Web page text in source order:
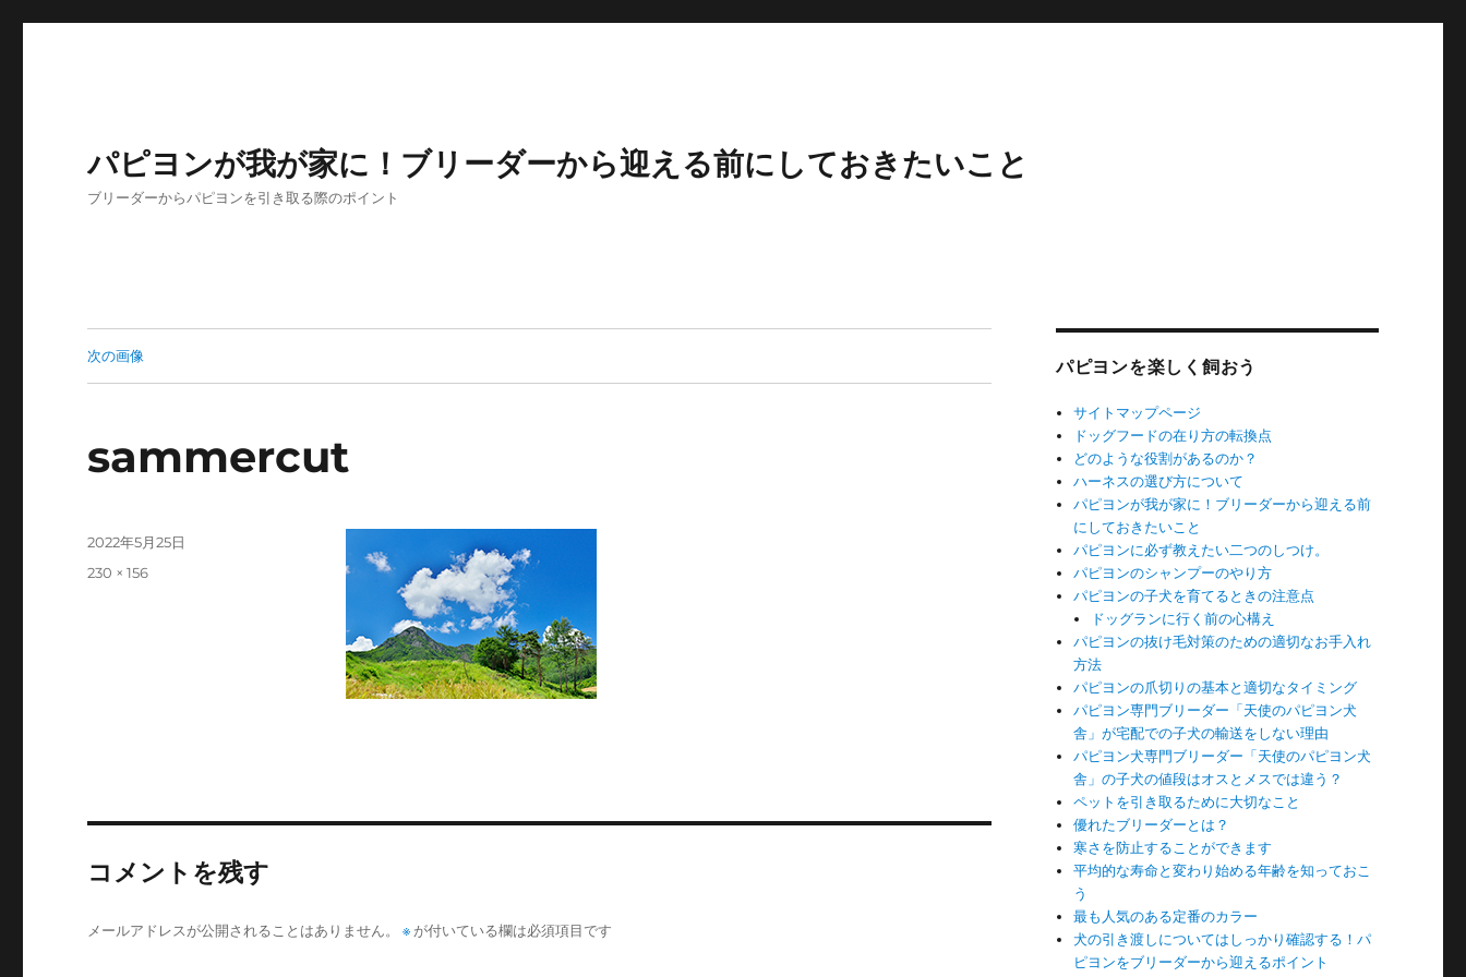
パピヨンが我が家に！ブリーダーから迎える前にしておきたいこと
ブリーダーからパピヨンを引き取る際のポイント
次の画像
sammercut
投
2022年5月25日
フ
230 × 156
コメントを残す
メールアドレスが公開されることはありません。 ※ が付いている欄は必須項目です
パピヨンを楽しく飼おう
サイトマップページ
ドッグフードの在り方の転換点
どのような役割があるのか？
ハーネスの選び方について
パピヨンが我が家に！ブリーダーから迎える前
にしておきたいこと
パピヨンに必ず教えたい二つのしつけ。
パピヨンのシャンプーのやり方
パピヨンの子犬を育てるときの注意点
ドッグランに行く前の心構え
パピヨンの抜け毛対策のための適切なお手入れ
方法
パピヨンの爪切りの基本と適切なタイミング
パピヨン専門ブリーダー「天使のパピヨン犬
舎」が宅配での子犬の輸送をしない理由
パピヨン犬専門ブリーダー「天使のパピヨン犬
舎」の子犬の値段はオスとメスでは違う？
ペットを引き取るために大切なこと
優れたブリーダーとは？
寒さを防止することができます
平均的な寿命と変わり始める年齢を知っておこ
う
最も人気のある定番のカラー
犬の引き渡しについてはしっかり確認する！パ
ピヨンをブリーダーから迎えるポイント